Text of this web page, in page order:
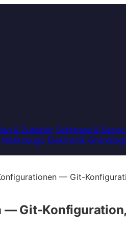
& Zubehör Software &
Elektronik
— Git-
Git-